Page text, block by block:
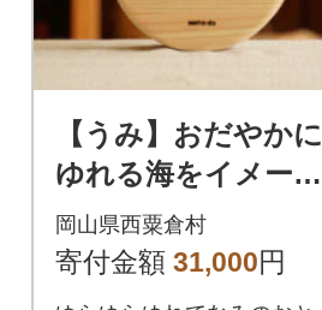
【うみ】おだやかに
ゆれる海をイメージ
した楽器玩具
岡山県西粟倉村
寄付金額 31,000円